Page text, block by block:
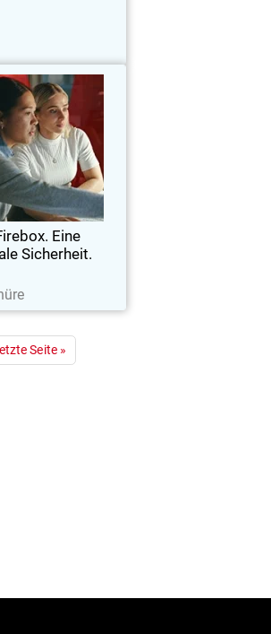
Eine
Sicherheit.
Firebox. Eine
Sicherheit.
Kontrolle über ihre
Netzwerke erhalten.
letzte Seite »